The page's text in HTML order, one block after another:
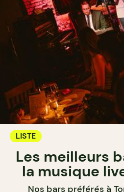
LISTE
Les meilleurs
la musique
Nos bars préférés à